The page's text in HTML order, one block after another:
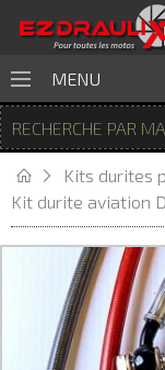
MENU
Kits durites
Kit durite aviation